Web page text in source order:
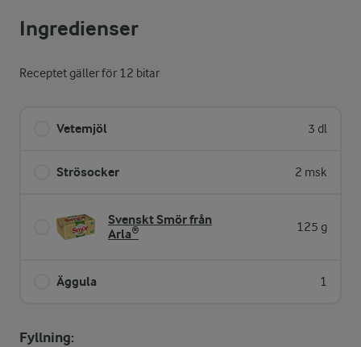
Ingredienser
Receptet gäller för 12 bitar
Vetemjöl 3 dl
Strösocker 2 msk
Svenskt Smör från
Arla®
125 g
Äggula 1
Fyllning: